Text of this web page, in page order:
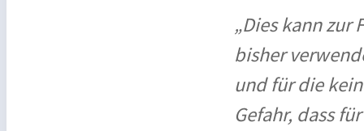
„Dies kann zur
bisher
und für die
Gefahr, dass